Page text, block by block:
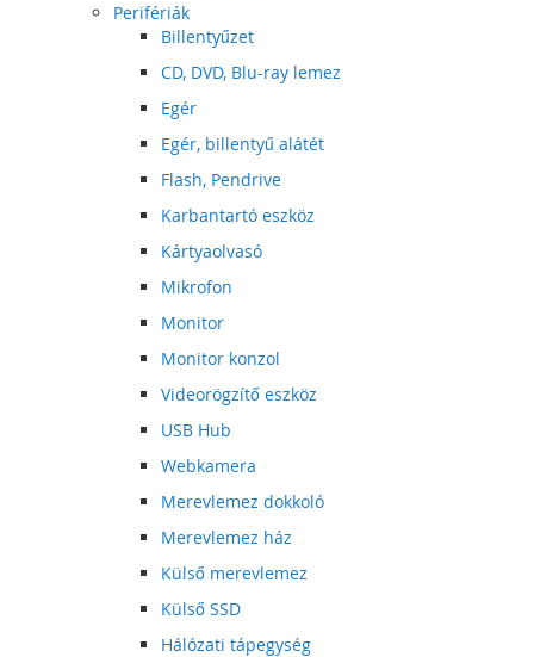
Perifériák
Billentyűzet
CD, DVD, Blu-ray lemez
Egér
Egér, billentyű alátét
Flash, Pendrive
Karbantartó eszköz
Kártyaolvasó
Mikrofon
Monitor
Monitor konzol
Videorögzítő eszköz
USB Hub
Webkamera
Merevlemez dokkoló
Merevlemez ház
Külső merevlemez
Külső SSD
Hálózati tápegység